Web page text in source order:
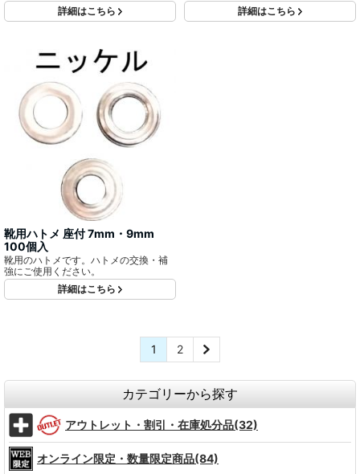
詳細はこちら
詳細はこちら
靴用ハトメ 座付 7mm・9mm
100個入
靴用のハトメです。ハトメの交換・補
強にご使用ください。
詳細はこちら
1 2
カテゴリーから探す
アウトレット・割引・在庫処分品(32)
オンライン限定・数量限定商品(84)